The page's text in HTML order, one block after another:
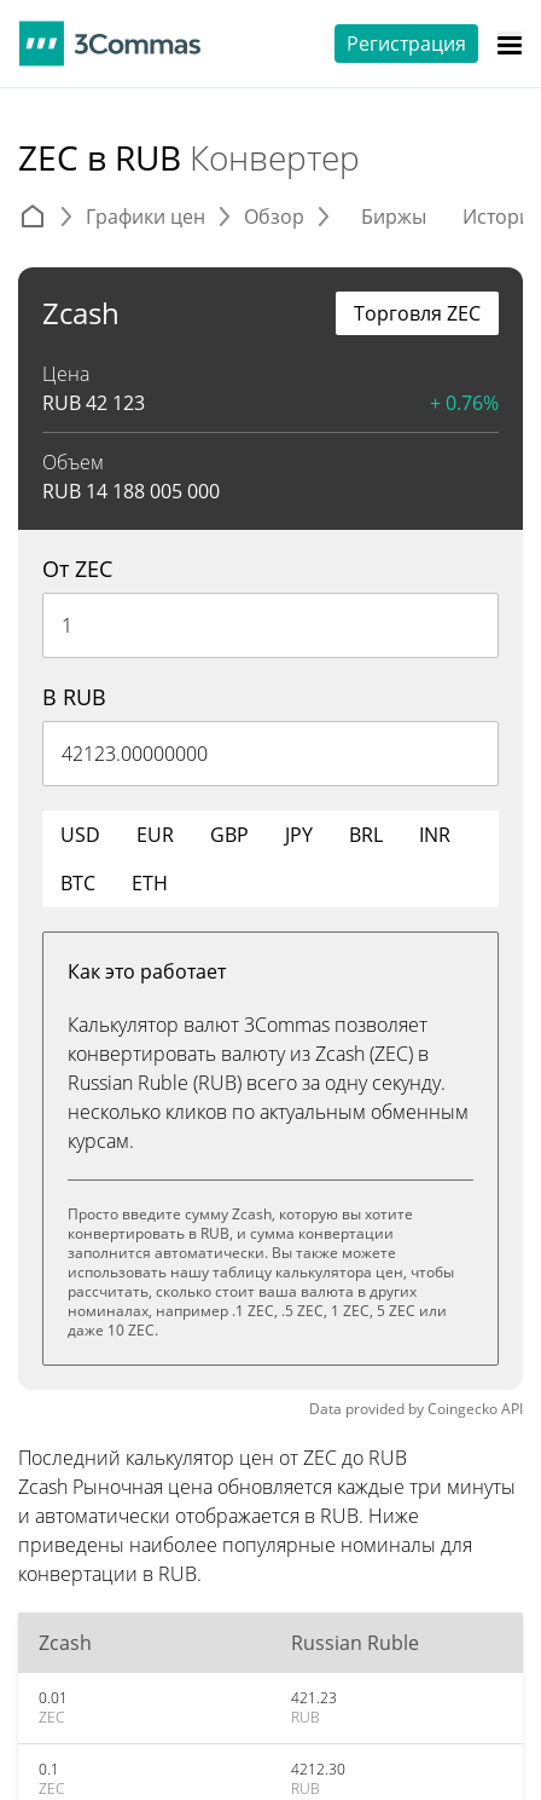
Регистрация
ZEC в RUB Конвертер
Графики цен Обзор Биржы
Zcash
Цена
RUB42 123 + 0.76%
Объем
RUB 14 188 005 000
Торговля ZEC
От ZEC
В RUB
USD EUR GBP JPY BRL
INR
BTC
ETH
Как это работает
Калькулятор валют 3Commas позволяет
конвертировать валюту из Zcash (ZEC) в
Russian Ruble (RUB) всего за одну секунду.
несколько кликов по актуальным обменным
курсам.
Просто введите сумму Zcash, которую вы хотите
конвертировать в RUB, и сумма конвертации
заполнится автоматически. Вы также можете
использовать нашу таблицу калькулятора цен, чтобы
рассчитать, сколько стоит ваша валюта в других
номиналах, например .1 ZEC, .5 ZEC, 1 ZEC, 5 ZEC или
даже 10 ZEC.
Data provided byCoingeckoAPI
Последний калькулятор цен от ZEC до RUB
Zcash Рыночная цена обновляется каждые три минуты
и автоматически отображается в RUB. Ниже
приведены наиболее популярные номиналы для
конвертации в RUB.
Zcash Russian Ruble
0.01
ZEC
421.23
RUB
0.1
ZEC
4212.30
RUB